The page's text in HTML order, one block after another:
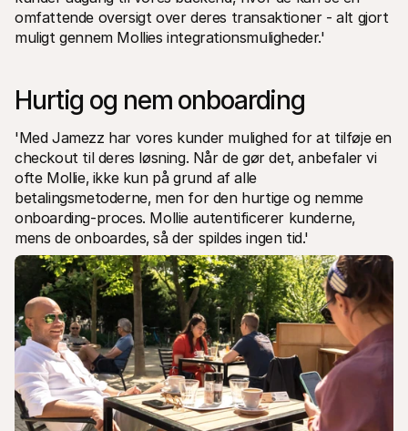
omfattende oversigt over deres transaktioner - alt gjort
muligt gennem Mollies integrationsmuligheder.'
Hurtig og nem onboarding
'Med Jamezz har vores kunder mulighed for at tilføje en
checkout til deres løsning. Når de gør det‚ anbefaler vi
ofte Mollie‚ ikke kun på grund af alle
betalingsmetoderne‚ men for den hurtige og nemme
onboarding-proces. Mollie autentificerer kunderne,
mens de onboardes‚ så der spildes ingen tid.'